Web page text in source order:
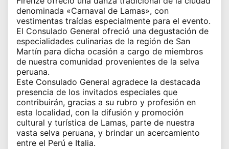
denominada «Carnaval de Lamas», con
vestimentas traídas especialmente para el evento.
El Consulado General ofreció una degustación de
especialidades culinarias de la región de San
Martín para dicha ocasión a cargo de miembros
de nuestra comunidad provenientes de la selva
peruana.
Este Consulado General agradece la destacada
presencia de los invitados especiales que
contribuirán, gracias a su rubro y profesión en
esta localidad, con la difusión y promoción
cultural y turística de Lamas, parte de nuestra
vasta selva peruana, y brindar un acercamiento
entre el Perú e Italia.